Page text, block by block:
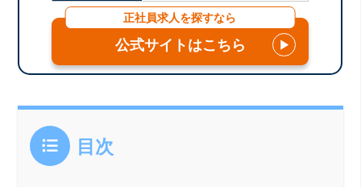
正社員求人を探すなら
公式サイトはこちら ▶
目次